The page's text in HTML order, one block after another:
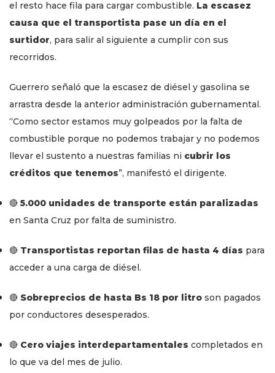
el resto hace fila para cargar combustible. La escasez
causa que el transportista pase un día en el
surtidor, para salir al siguiente a cumplir con sus
recorridos.
Guerrero señaló que la escasez de diésel y gasolina se
arrastra desde la anterior administración gubernamental.
“Como sector estamos muy golpeados por la falta de
combustible porque no podemos trabajar y no podemos
llevar el sustento a nuestras familias ni cubrir los
créditos que tenemos”, manifestó el dirigente.
🔴 5.000 unidades de transporte están paralizadas
en Santa Cruz por falta de suministro.
🔴 Transportistas reportan filas de hasta 4 días para
acceder a una carga de diésel.
🔴 Sobreprecios de hasta Bs 18 por litro son pagados
por conductores desesperados.
🔴 Cero viajes interdepartamentales completados en
lo que va del mes de julio.